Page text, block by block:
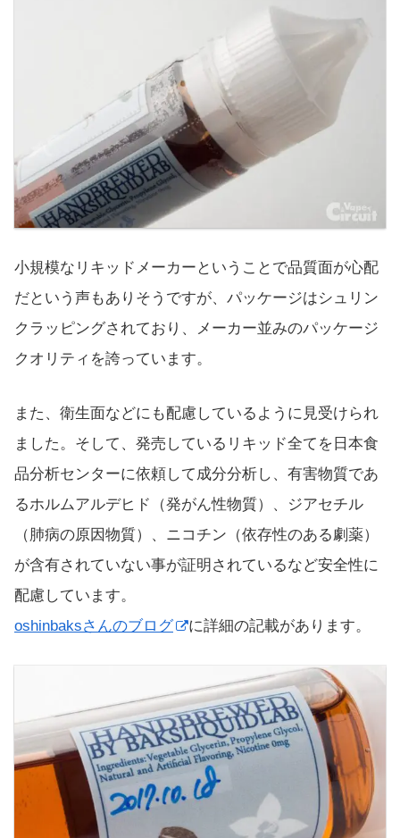
小規模なリキッドメーカーということで品質面が心配
だという声もありそうですが、パッケージはシュリン
クラッピングされており、メーカー並みのパッケージ
クオリティを誇っています。
また、衛生面などにも配慮しているように見受けられ
ました。そして、発売しているリキッド全てを日本食
品分析センターに依頼して成分分析し、有害物質であ
るホルムアルデヒド（発がん性物質）、ジアセチル
（肺病の原因物質）、ニコチン（依存性のある劇薬）
が含有されていない事が証明されているなど安全性に
配慮しています。
oshinbaksさんのブログ
に詳細の記載があります。